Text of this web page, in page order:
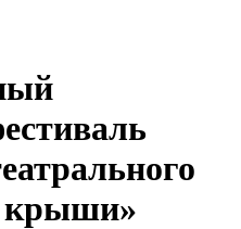
крыши»